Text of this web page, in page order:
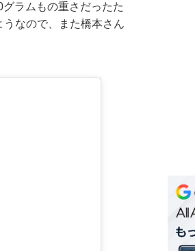
ラムもの重さだったた
なので、また橋本さん